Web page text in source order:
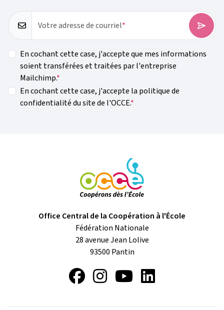
Votre adresse de courriel
En cochant cette case, j'accepte que mes informations
soient transférées et traitées par l'entreprise
Mailchimp.
En cochant cette case, j'accepte la politique de
confidentialité du site de l'OCCE.
Office Central de la Coopération à l'École
Fédération Nationale
28 avenue Jean Lolive
93500 Pantin
FacebookInstagramYouTube